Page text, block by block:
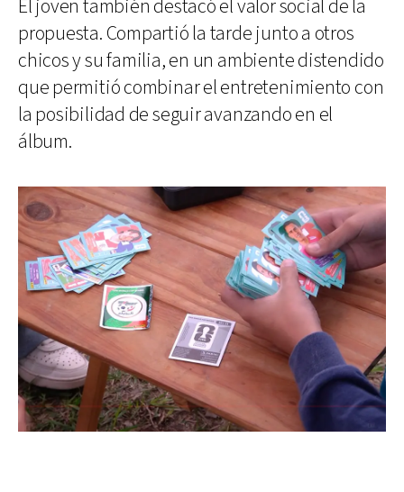
El joven también destacó el valor social de la
propuesta. Compartió la tarde junto a otros
chicos y su familia, en un ambiente distendido
que permitió combinar el entretenimiento con
la posibilidad de seguir avanzando en el
álbum.